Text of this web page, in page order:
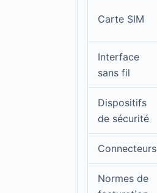
Carte SIM
Interface
sans fil
Dispositifs
de sécurité
Connecteurs
Normes de